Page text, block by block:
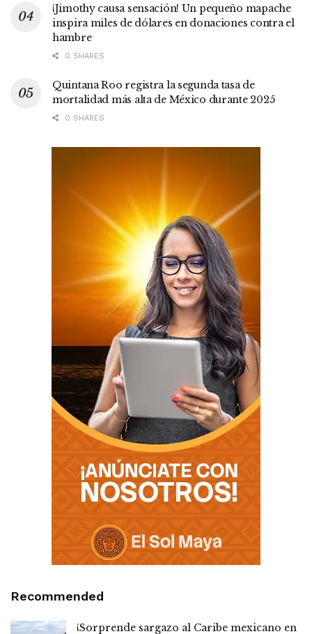
¡Jimothy causa sensación! Un pequeño mapache
inspira miles de dólares en donaciones contra el
hambre
0 SHARES
Quintana Roo registra la segunda tasa de
mortalidad más alta de México durante 2025
0 SHARES
Recommended
¡Sorprende sargazo al Caribe mexicano en